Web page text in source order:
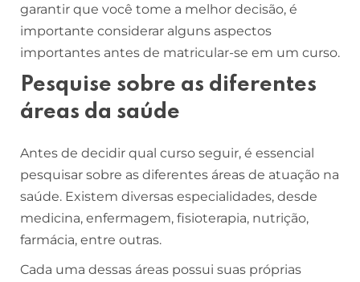
garantir que você tome a melhor decisão, é
importante considerar alguns aspectos
importantes antes de matricular-se em um curso.
Pesquise sobre as diferentes
áreas da saúde
Antes de decidir qual curso seguir, é essencial
pesquisar sobre as diferentes áreas de atuação na
saúde. Existem diversas especialidades, desde
medicina, enfermagem, fisioterapia, nutrição,
farmácia, entre outras.
Cada uma dessas áreas possui suas próprias